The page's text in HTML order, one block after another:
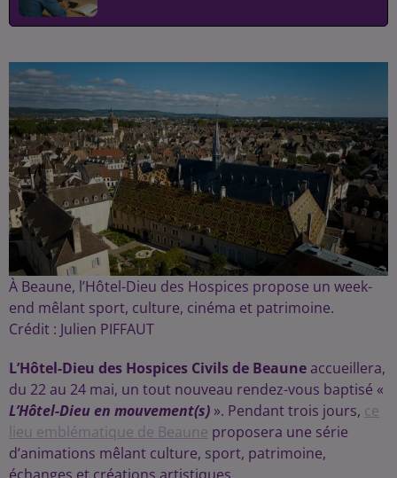
À Beaune, l’Hôtel-Dieu des Hospices propose un week-
end mêlant sport, culture, cinéma et patrimoine.
Crédit : Julien PIFFAUT
L’Hôtel-Dieu des Hospices Civils de Beauneaccueillera,
du 22 au 24 mai, un tout nouveau rendez-vous baptisé «
L’Hôtel-Dieu en mouvement(s) ». Pendant trois jours, ce
lieu emblématique de Beaune proposera une série
d’animations mêlant culture, sport, patrimoine,